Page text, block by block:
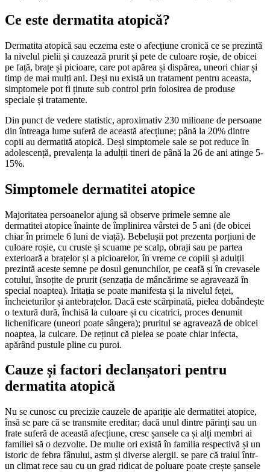
Ce este dermatita atopică?
Dermatita atopică sau eczema este o afecțiune cronică ce se prezintă
la nivelul pielii și cauzează prurit și pete de culoare roșie, de obicei
pe față, brațe și picioare, care pot apărea și dispărea, uneori chiar și
timp de mai mulți ani. Deși nu există un tratament pentru aceasta,
simptomele pot fi ținute sub control prin folosirea de produse
speciale și tratamente.
Din punct de vedere statistic, aproximativ 230 milioane de persoane
din întreaga lume suferă de această afecțiune; până la 20% dintre
copii au dermatită atopică. Deși simptomele sale se pot reduce în
adolescență, prevalența la adulții tineri de până la 26 de ani atinge 5-
15%.
Simptomele dermatitei atopice
Majoritatea persoanelor ajung să observe primele semne ale
dermatitei atopice înainte de împlinirea vârstei de 5 ani (de obicei
chiar în primele 6 luni de viață). Bebelușii pot prezenta porțiuni de
culoare roșie, cu cruste și scuame pe scalp, obraji sau pe partea
exterioară a brațelor și a picioarelor, în vreme ce copiii și adulții
prezintă aceste semne pe dosul genunchilor, pe ceafă și în crevasele
cotului, însoțite de prurit (senzația de mâncărime se agravează în
special noaptea). Iritația se poate manifesta și la nivelul feței,
încheieturilor și antebrațelor. Dacă este scărpinată, pielea dobândește
o textură dură, închisă la culoare și cu cicatrici, proces denumit
lichenificare (uneori poate sângera); pruritul se agravează de obicei
noaptea, la culcare. De reținut că pielea se poate chiar infecta,
apărând pustule pline cu puroi.
Cauze și factori declanșatori pentru
dermatita atopică
Nu se cunosc cu precizie cauzele de apariție ale dermatitei atopice,
însă se pare că se transmite ereditar; dacă unul dintre părinți sau un
frate suferă de această afecțiune, cresc șansele ca și alți membri ai
familiei să o dezvolte. De multe ori există în familia respectivă și un
istoric de febra fânului, astm și diverse alergii. se pare că traiul într-
un climat rece sau cu un grad ridicat de poluare poate crește șansele